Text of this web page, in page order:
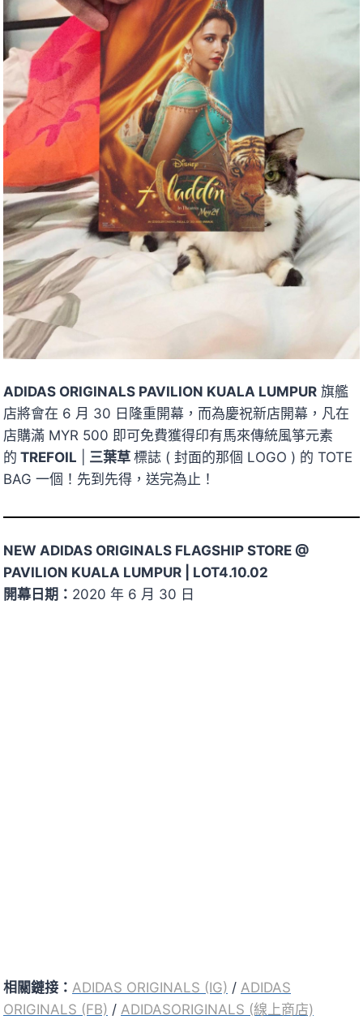
ADIDAS ORIGINALS PAVILION KUALA LUMPUR 旗艦
店將會在 6 月 30 日隆重開幕，而為慶祝新店開幕，凡在
店購滿 MYR 500 即可免費獲得印有馬來傳統風箏元素
的 TREFOIL 三葉草 標誌 ( 封面的那個 LOGO ) 的 TOTE
BAG 一個！先到先得，送完為止！
NEW ADIDAS ORIGINALS FLAGSHIP STORE @
PAVILION KUALA LUMPUR | LOT4.10.02
開幕日期： 2020 年 6 月 30 日
相關鏈接： ADIDAS ORIGINALS (IG) / ADIDAS
ORIGINALS (FB) / ADIDASORIGINALS (線上商店)